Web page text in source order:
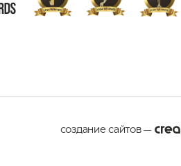
создание сайтов—